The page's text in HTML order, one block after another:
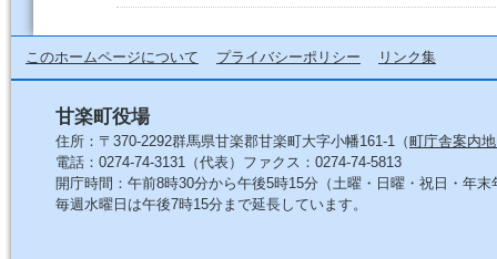
このホームページについて プライバシーポリシー リンク集
甘楽町役場
住所：〒370-2292群馬県甘楽郡甘楽町大字小幡161-1（町庁舎案内
電話：0274-74-3131（代表）ファクス：0274-74-5813
開庁時間：午前8時30分から午後5時15分（土曜・日曜・祝日・年末
毎週水曜日は午後7時15分まで延長しています。